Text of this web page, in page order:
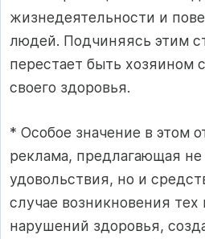
жизнедеятельности и
людей. Подчиняясь этим
перестает быть хозяином
своего здоровья.
* Особое значение в этом
реклама, предлагающая не
удовольствия, но и
случае возникновения
нарушений здоровья,